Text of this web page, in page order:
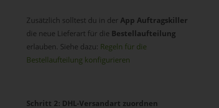
Zusätzlich solltest du in der App Auftragskiller
die neue Lieferart für die Bestellaufteilung
erlauben. Siehe dazu: Regeln für die
Bestellaufteilung konfigurieren
Schritt 2: DHL-Versandart zuordnen